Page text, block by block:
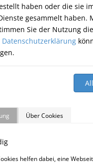
haben oder die sie
gesammelt haben.
Sie der Nutzung
Datenschutzerklärung
Über Cookies
helfen dabei, eine